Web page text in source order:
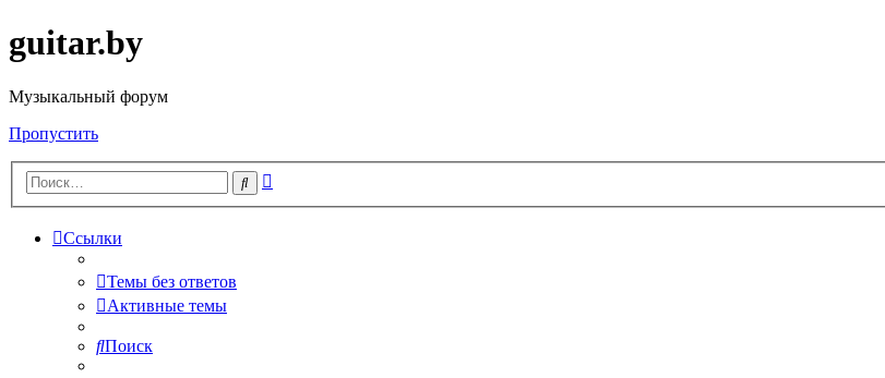
guitar.by
Музыкальный форум
Пропустить
Поиск
Ссылки
Темы без ответов
Активные темы
Поиск